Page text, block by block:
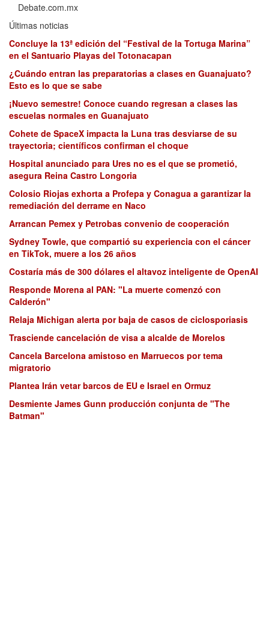
Debate.com.mx
Últimas noticias
Concluye la 13ª edición del “Festival de la Tortuga Marina”
en el Santuario Playas del Totonacapan
¿Cuándo entran las preparatorias a clases en Guanajuato?
Esto es lo que se sabe
¡Nuevo semestre! Conoce cuando regresan a clases las
escuelas normales en Guanajuato
Cohete de SpaceX impacta la Luna tras desviarse de su
trayectoria; científicos confirman el choque
Hospital anunciado para Ures no es el que se prometió,
asegura Reina Castro Longoria
Colosio Riojas exhorta a Profepa y Conagua a garantizar la
remediación del derrame en Naco
Arrancan Pemex y Petrobas convenio de cooperación
Sydney Towle, que compartió su experiencia con el cáncer
en TikTok, muere a los 26 años
Costaría más de 300 dólares el altavoz inteligente de OpenAI
Responde Morena al PAN: "La muerte comenzó con
Calderón"
Relaja Michigan alerta por baja de casos de ciclosporiasis
Trasciende cancelación de visa a alcalde de Morelos
Cancela Barcelona amistoso en Marruecos por tema
migratorio
Plantea Irán vetar barcos de EU e Israel en Ormuz
Desmiente James Gunn producción conjunta de "The
Batman"